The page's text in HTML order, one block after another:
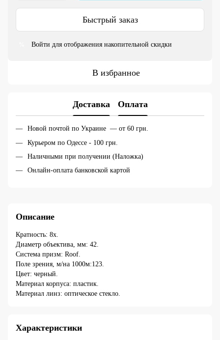
Быстрый заказ
Войти для отображения накопительной скидки
В избранное
Доставка Оплата
Новой почтой по Украине — от 60 грн.
Курьером по Одессе - 100 грн.
Наличными при получении (Наложка)
Онлайн-оплата банковской картой
Описание
Кратность: 8х.
Диаметр объектива, мм: 42.
Система призм: Roof.
Поле зрения, м/на 1000м:123.
Цвет: черный.
Материал корпуса: пластик.
Материал линз: оптическое стекло.
Характеристики